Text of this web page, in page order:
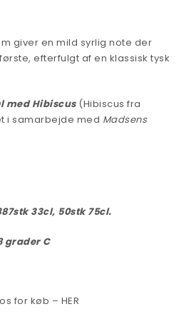
giver en mild syrlig note der
efterfulgt af en klassisk tysk
med Hibiscus (Hibiscus fra
i samarbejde med Madsens
33cl, 50stk 75cl.
grader C
for køb – HER